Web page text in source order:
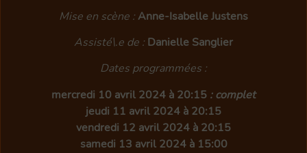
Mise en scène : Anne-Isabelle Justens
Assisté\.e de : Danielle Sanglier
Dates programmées :
mercredi 10 avril 2024 à 20:15 : complet
jeudi 11 avril 2024 à 20:15
vendredi 12 avril 2024 à 20:15
samedi 13 avril 2024 à 15:00